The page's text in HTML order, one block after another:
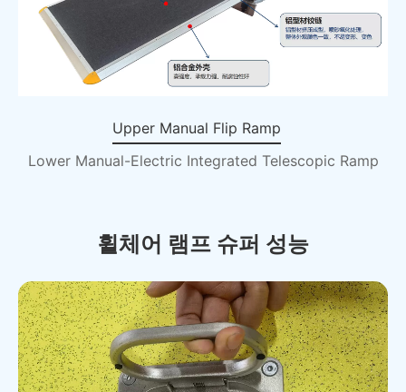
Upper Manual Flip Ramp
Lower Manual-Electric Integrated Telescopic Ramp
휠체어 램프 슈퍼 성능